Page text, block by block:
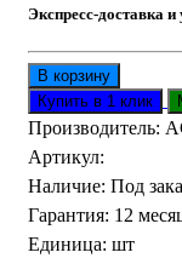
Экспресс-доставка
Производитель:
Артикул:
Наличие: Под
Гарантия: 12
Единица: шт